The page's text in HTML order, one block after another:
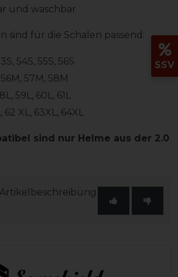
und waschbar
sind für die Schalen passend:
54S, 55S, 56S
57M, 58M
59L, 60L, 61L
62 XL, 63XL, 64XL
sind nur Helme aus der 2.0
SSV